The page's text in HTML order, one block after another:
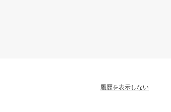
履歴を表示しない